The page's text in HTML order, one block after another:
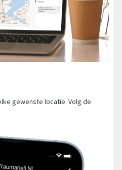
gewenste locatie. Volg de